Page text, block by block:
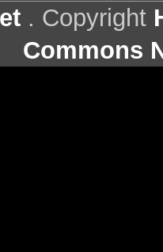
. Copyright
Commons